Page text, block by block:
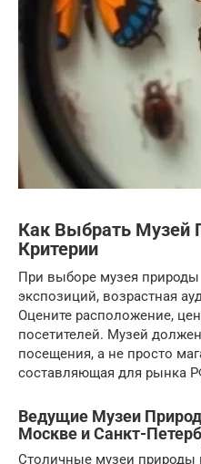
Как Выбрать Музей
Критерии
При выборе музея
экспозиций, возрастная
Оцените расположение,
посетителей. Музей
посещения, а не просто
составляющая для рынка
Ведущие Музеи
Москве и Санкт-
Столичные музеи природы